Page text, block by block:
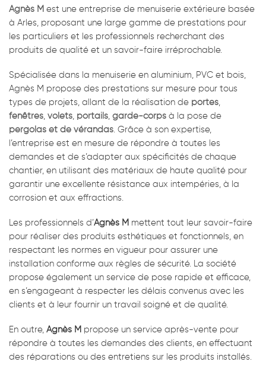
Agnès M est une entreprise de menuiserie extérieure basée
à Arles, proposant une large gamme de prestations pour
les particuliers et les professionnels recherchant des
produits de qualité et un savoir-faire irréprochable.
Spécialisée dans la menuiserie en aluminium, PVC et bois,
Agnès M propose des prestations sur mesure pour tous
types de projets, allant de la réalisation de portes,
fenêtres, volets, portails, garde-corps à la pose de
pergolas et de vérandas. Grâce à son expertise,
l’entreprise est en mesure de répondre à toutes les
demandes et de s’adapter aux spécificités de chaque
chantier, en utilisant des matériaux de haute qualité pour
garantir une excellente résistance aux intempéries, à la
corrosion et aux effractions.
Les professionnels d’Agnès M mettent tout leur savoir-faire
pour réaliser des produits esthétiques et fonctionnels, en
respectant les normes en vigueur pour assurer une
installation conforme aux règles de sécurité. La société
propose également un service de pose rapide et efficace,
en s’engageant à respecter les délais convenus avec les
clients et à leur fournir un travail soigné et de qualité.
En outre, Agnès M propose un service après-vente pour
répondre à toutes les demandes des clients, en effectuant
des réparations ou des entretiens sur les produits installés.